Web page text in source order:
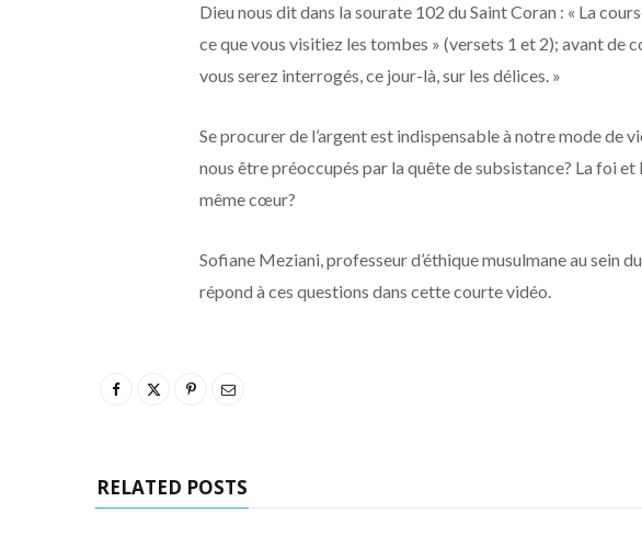
Dieu nous dit dans la sourate 102 du Saint Coran : « La
ce que vous visitiez les tombes » (versets 1 et 2); avant de
vous serez interrogés, ce jour-là, sur les délices. »
Se procurer de l’argent est indispensable à notre mode de
nous être préoccupés par la quête de subsistance? La foi
même cœur?
Sofiane Meziani, professeur d’éthique musulmane au sein
répond à ces questions dans cette courte vidéo.
RELATED POSTS